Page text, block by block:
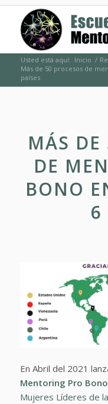
Usted está aquí: Inicio /
Más de 50 procesos de
países
MÁS DE
DE
BONO
6
En Abril del 2021
Mentoring Pro Bono
Mujeres Líderes de